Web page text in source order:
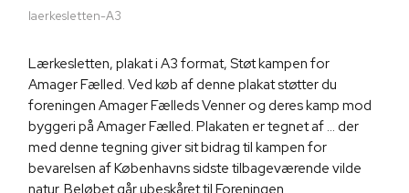
laerkesletten-A3
Lærkesletten, plakat i A3 format, Støt kampen for
Amager Fælled. Ved køb af denne plakat støtter du
foreningen Amager Fælleds Venner og deres kamp mod
byggeri på Amager Fælled. Plakaten er tegnet af ... der
med denne tegning giver sit bidrag til kampen for
bevarelsen af Københavns sidste tilbageværende vilde